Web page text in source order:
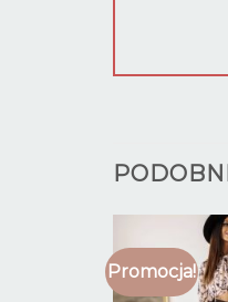
Promocja!